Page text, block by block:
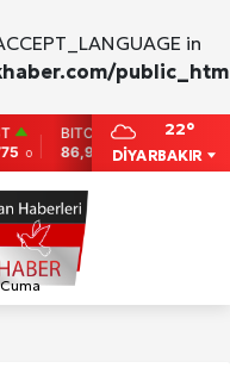
in
BITCOIN
86,956.742
-0.31
2,007.26
DİYARBAKIR
22°